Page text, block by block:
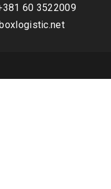
60 3522009